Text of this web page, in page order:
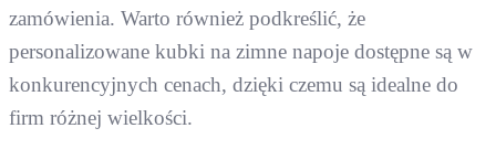
zamówienia. Warto również podkreślić, że
personalizowane kubki na zimne napoje dostępne są w
konkurencyjnych cenach, dzięki czemu są idealne do
firm różnej wielkości.